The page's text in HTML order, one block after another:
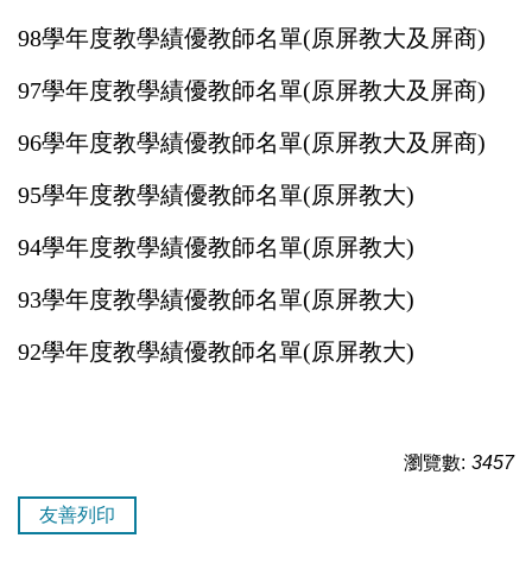
98學年度教學績優教師名單(原屏教大及屏商)
97學年度教學績優教師名單(原屏教大及屏商)
96學年度教學績優教師名單(原屏教大及屏商)
95學年度教學績優教師名單(原屏教大)
94學年度教學績優教師名單(原屏教大)
93學年度教學績優教師名單(原屏教大)
92學年度教學績優教師名單(原屏教大)
瀏覽數: 3457
友善列印